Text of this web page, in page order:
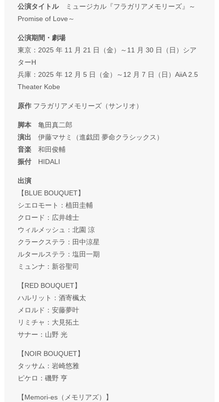
公演タイトルミュージカル『フラガリアメモリーズ』～
Promise of Love～
公演期間・劇場
東京：2025 年 11 月 21 日（金）～11 月 30 日（日）シア
ターH
兵庫：2025 年 12 月 5 日（金）～12 月 7 日（日）AiiA 2.5
Theater Kobe
原作 フラガリアメモリーズ（サンリオ）
脚本亀田真二郎
演出 伊藤マサミ（進戯団 夢命クラシックス）
音楽和田俊輔
振付HIDALI
出演
【BLUE BOUQUET】
シエロモート：植田圭輔
クロード：広井雄士
ウィルメッシュ：北園 涼
クラークステラ：田中涼星
ルタールステラ：塩田一期
ミュンナ：新谷聖司
【RED BOUQUET】
ハルリット：酒寄楓太
メロルド：安藤夢叶
リミチャ：大見拓土
サナー：山野 光
【NOIR BOUQUET】
タッサム：岩崎悠雅
ピケロ：磯野 亨
【Memori-es（メモリアズ）】